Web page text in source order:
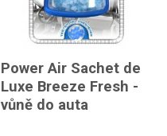
Power Air Sachet de
Luxe Breeze Fresh -
vůně do auta